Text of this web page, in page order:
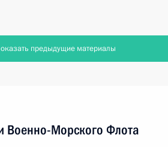
предыдущие материалы
Военно-Морского Флота